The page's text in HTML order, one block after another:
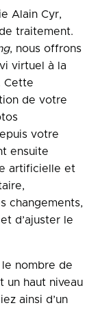
Alain Cyr,
traitement.
, nous offrons
virtuel à la
Cette
de votre
votre
ensuite
artificielle et
changements,
d’ajuster le
nombre de
un haut niveau
ainsi d’un